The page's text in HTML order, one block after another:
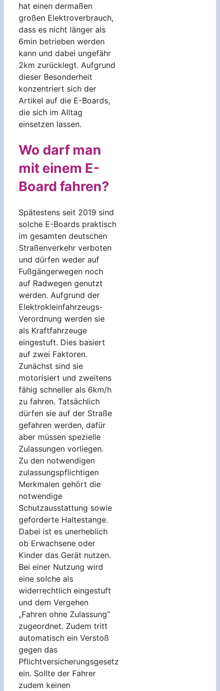
hat einen dermaßen
großen Elektroverbrauch,
dass es nicht länger als
6min betrieben werden
kann und dabei ungefähr
2km zurücklegt. Aufgrund
dieser Besonderheit
konzentriert sich der
Artikel auf die E-Boards,
die sich im Alltag
einsetzen lassen.
Wo darf man
mit einem E-
Board fahren?
Spätestens seit 2019 sind
solche E-Boards praktisch
im gesamten deutschen
Straßenverkehr verboten
und dürfen weder auf
Fußgängerwegen noch
auf Radwegen genutzt
werden. Aufgrund der
Elektrokleinfahrzeugs-
Verordnung werden sie
als Kraftfahrzeuge
eingestuft. Dies basiert
auf zwei Faktoren.
Zunächst sind sie
motorisiert und zweitens
fähig schneller als 6km/h
zu fahren. Tatsächlich
dürfen sie auf der Straße
gefahren werden, dafür
aber müssen spezielle
Zulassungen vorliegen.
Zu den notwendigen
zulassungspflichtigen
Merkmalen gehört die
notwendige
Schutzausstattung sowie
geforderte Haltestange.
Dabei ist es unerheblich
ob Erwachsene oder
Kinder das Gerät nutzen.
Bei einer Nutzung wird
eine solche als
widerrechtlich eingestuft
und dem Vergehen
„Fahren ohne Zulassung“
zugeordnet. Zudem tritt
automatisch ein Verstoß
gegen das
Pflichtversicherungsgesetz
ein. Sollte der Fahrer
zudem keinen